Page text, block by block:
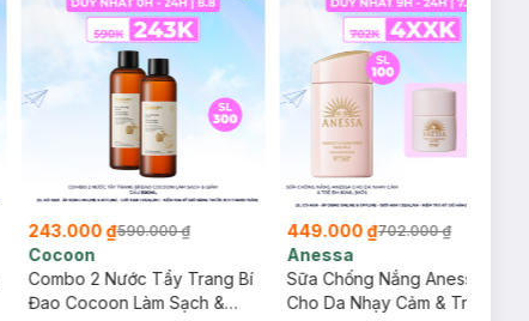
243.000 ₫590.000 ₫
Cocoon
Combo 2 Nước Tẩy Trang Bí
Đao Cocoon Làm Sạch &
449.000 ₫702.000 ₫
Anessa
Sữa Chống Nắng Anessa
Cho Da Nhạy Cảm & Trẻ Em